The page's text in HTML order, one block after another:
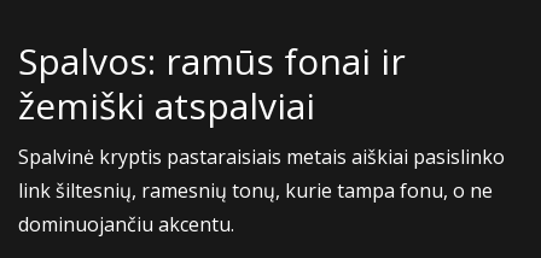
Spalvos: ramūs fonai ir
žemiški atspalviai
Spalvinė kryptis pastaraisiais metais aiškiai pasislinko
link šiltesnių, ramesnių tonų, kurie tampa fonu, o ne
dominuojančiu akcentu.